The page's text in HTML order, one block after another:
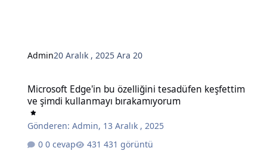
Admin20 Aralık , 2025Ara 20
Microsoft Edge'in bu özelliğini tesadüfen keşfettim
ve şimdi kullanmayı bırakamıyorum
Gönderen:Admin, 13 Aralık , 2025
0 cevap
431 görüntü